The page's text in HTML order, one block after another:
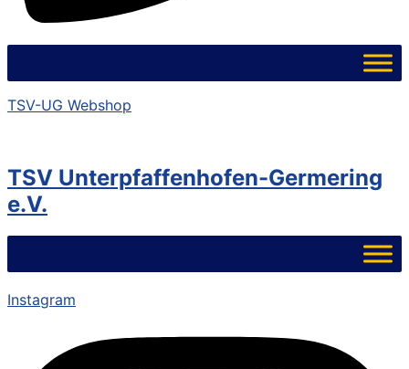
TSV-UG Webshop
TSV Unterpfaffenhofen-Germering
e.V.
Instagram